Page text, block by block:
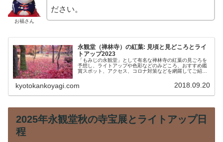
お福さん
ださい。
永観堂（禅林寺）の紅葉: 見頃と見どころとライ
トアップ2023
「もみじの永観堂」として有名な禅林寺の紅葉の見ごろを
予想し、ライトアップや色彩などのみどころ、おすすめ鑑
賞スポット、アクセス、コロナ対策などを網羅してご紹介
kyotokankoyagi.com 2018.09.20
2025年永観堂秋の寺宝展とライトアップ日
程